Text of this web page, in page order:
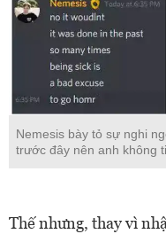
Nemesis bày tỏ sự nghi
trước đây nên anh không
Thế nhưng, thay vì